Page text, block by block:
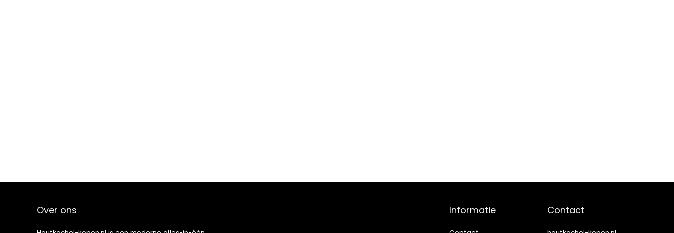
Over ons Informatie Contact